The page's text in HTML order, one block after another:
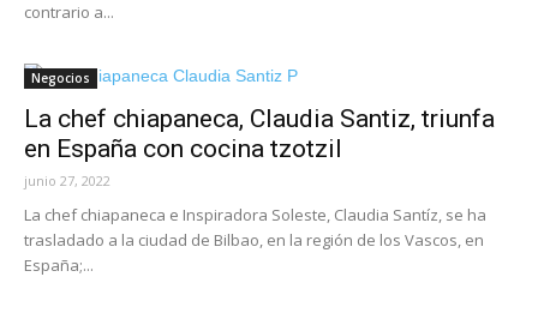
contrario a...
Negocios
La chef chiapaneca, Claudia Santiz, triunfa
en España con cocina tzotzil
junio 27, 2022
La chef chiapaneca e Inspiradora Soleste, Claudia Santíz, se ha
trasladado a la ciudad de Bilbao, en la región de los Vascos, en
España;...